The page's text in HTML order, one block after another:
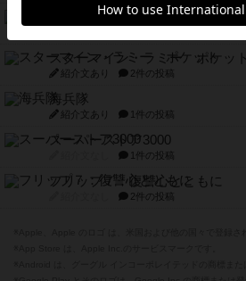
とうほうの！
スターマイン・ラミー ポケット
紹介文あり 2件の投稿
海兵隊
紹介文あり 1件の投稿
スーパーストア3000
1件の投稿
フリップ７：復讐心とともに
2件の投稿